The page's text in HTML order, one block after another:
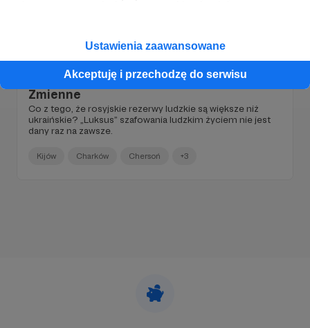
Ustawienia zaawansowane
Akceptuję i przechodzę do serwisu
04.01.2023 ● Brak komentarzy
Zmienne
Co z tego, że rosyjskie rezerwy ludzkie są większe niż
ukraińskie? „Luksus” szafowania ludzkim życiem nie jest
dany raz na zawsze.
Kijów Charków Chersoń +3